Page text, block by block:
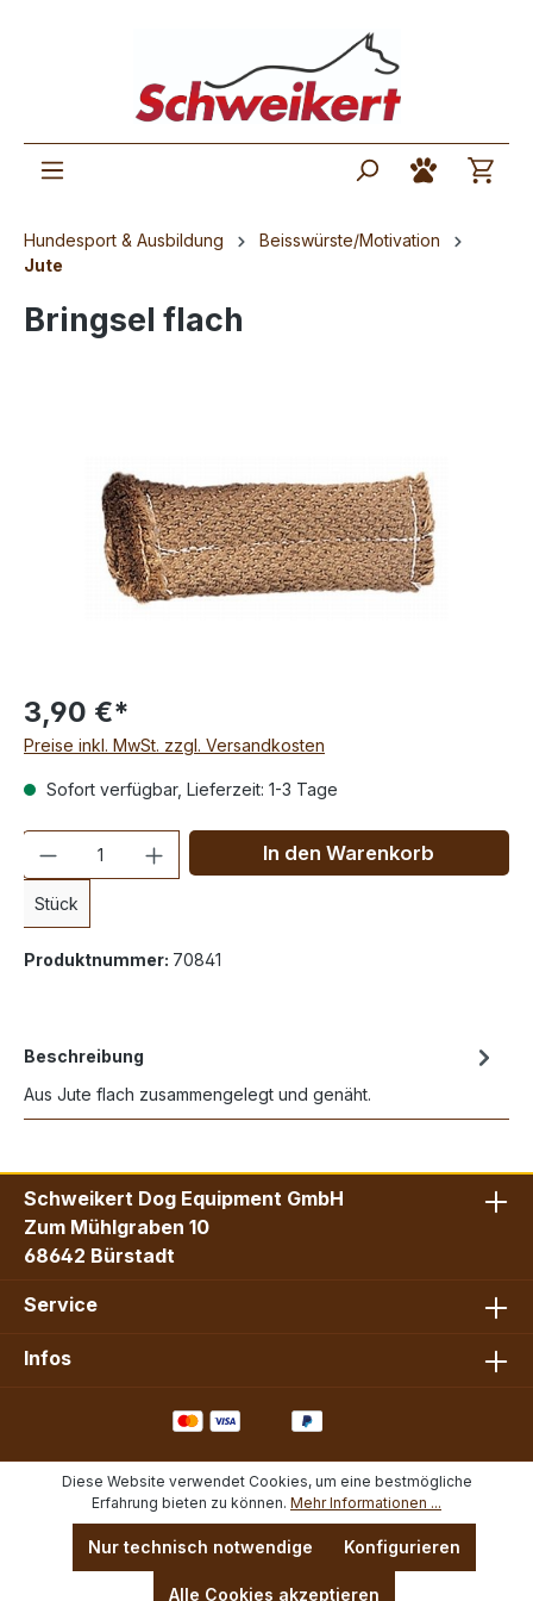
Hundesport & Ausbildung
Beisswürste/Motivation
Jute
Bringsel flach
3,90 €*
Preise inkl. MwSt. zzgl. Versandkosten
Sofort verfügbar, Lieferzeit: 1-3 Tage
Anzahl
Stück
In den Warenkorb
Produktnummer: 70841
Beschreibung
Aus Jute flach zusammengelegt und genäht.
Schweikert Dog Equipment GmbH
Zum Mühlgraben 10
68642 Bürstadt
Service
Infos
Diese Website verwendet Cookies, um eine bestmögliche
Erfahrung bieten zu können. Mehr Informationen ...
Nur technisch notwendige Konfigurieren
Alle Cookies akzeptieren